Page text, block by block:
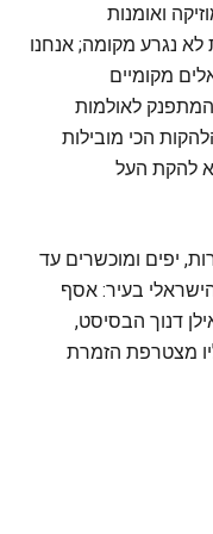
ואומנות
נגרע מקומה; אנחנו
מקומיים
לאולמות
הכי מובילות
להקת העל
יפים ומוכשרים עד
בעיר: אסף
דנוך הבסיסט,
מצטרפת הזמרת